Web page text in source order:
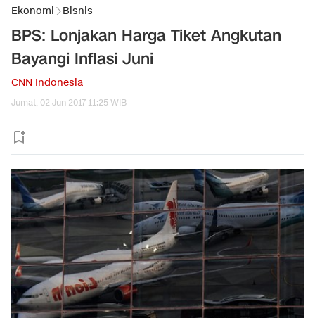
Ekonomi Bisnis
BPS: Lonjakan Harga Tiket Angkutan
Bayangi Inflasi Juni
CNN Indonesia
Jumat, 02 Jun 2017 11:25 WIB